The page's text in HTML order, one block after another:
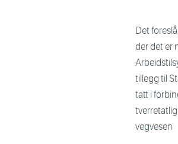
Det
der det er
tillegg til
tatt i
vegvesen